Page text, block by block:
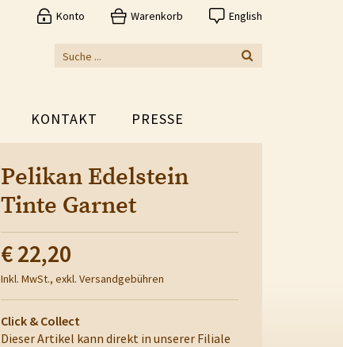
Konto Warenkorb English
KONTAKT PRESSE
Pelikan Edelstein
Tinte Garnet
€ 22,20
Inkl. MwSt., exkl. Versandgebühren
Click & Collect
Dieser Artikel kann direkt in unserer Filiale